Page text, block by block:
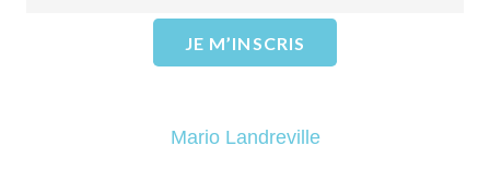
JE M’INSCRIS
Mario Landreville